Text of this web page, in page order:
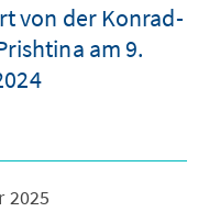
von der Konrad-
am 9.
2025